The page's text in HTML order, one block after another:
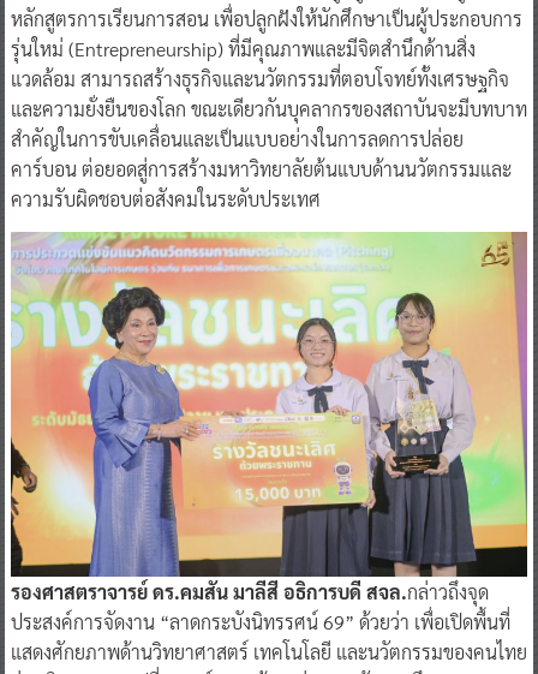
หลักสูตรการเรียนการสอน เพื่อปลูกฝังให้นักศึกษาเป็นผู้ประกอบการ
รุ่นใหม่ (Entrepreneurship) ที่มีคุณภาพและมีจิตสำนึกด้านสิ่ง
แวดล้อม สามารถสร้างธุรกิจและนวัตกรรมที่ตอบโจทย์ทั้งเศรษฐกิจ
และความยั่งยืนของโลก ขณะเดียวกันบุคลากรของสถาบันจะมีบทบาท
สำคัญในการขับเคลื่อนและเป็นแบบอย่างในการลดการปล่อย
คาร์บอน ต่อยอดสู่การสร้างมหาวิทยาลัยต้นแบบด้านนวัตกรรมและ
ความรับผิดชอบต่อสังคมในระดับประเทศ
รองศาสตราจารย์ ดร.คมสัน มาลีสี อธิการบดี สจล.กล่าวถึงจุด
ประสงค์การจัดงาน “ลาดกระบังนิทรรศน์ 69” ด้วยว่า เพื่อเปิดพื้นที่
แสดงศักยภาพด้านวิทยาศาสตร์ เทคโนโลยี และนวัตกรรมของคนไทย